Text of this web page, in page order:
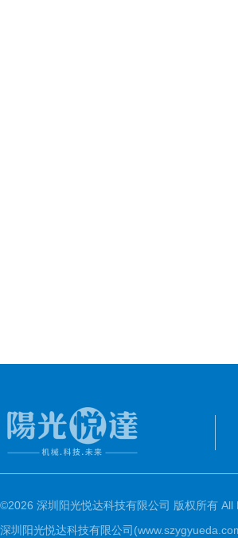
©2026 深圳阳光悦达科技有限公司 版权所有 All
深圳阳光悦达科技有限公司